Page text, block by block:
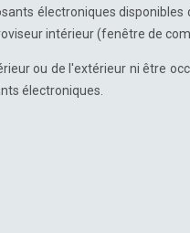
électroniques disponibles
intérieur (fenêtre de
ou de l'extérieur ni être
électroniques.